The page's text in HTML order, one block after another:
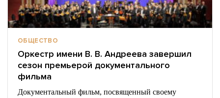
ОБЩЕСТВО
Оркестр имени В. В. Андреева завершил
сезон премьерой документального
фильма
Документальный фильм, посвященный своему